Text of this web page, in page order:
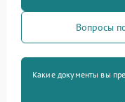
Вопросы
Какие документы вы